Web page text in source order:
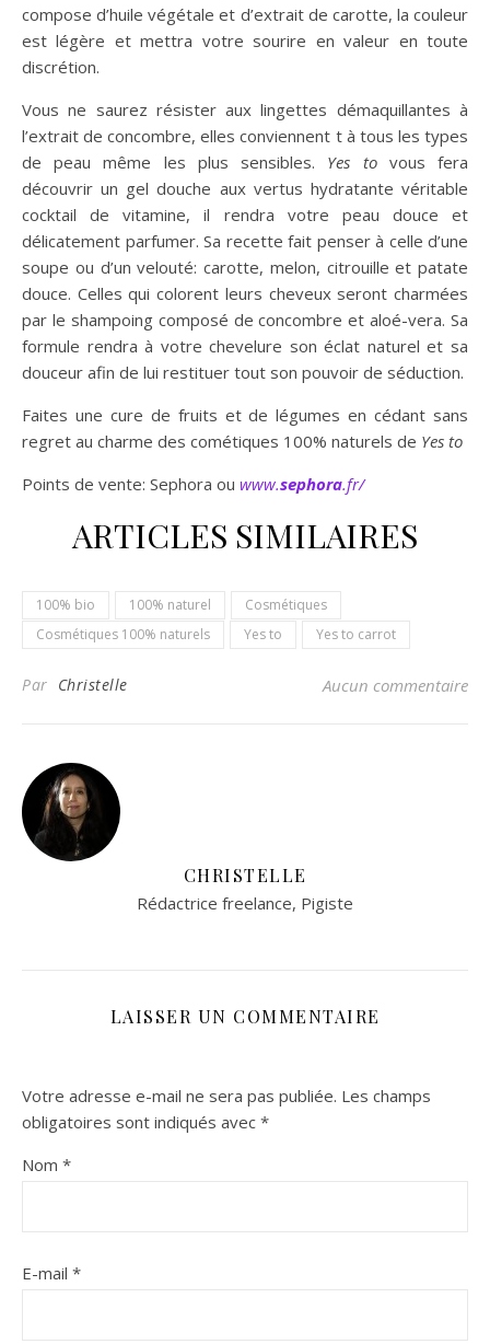
compose d’huile végétale et d’extrait de carotte, la couleur
est légère et mettra votre sourire en valeur en toute
discrétion.
Vous ne saurez résister aux lingettes démaquillantes à
l’extrait de concombre, elles conviennent t à tous les types
de peau même les plus sensibles. Yes tovous fera
découvrir un gel douche aux vertus hydratante véritable
cocktail de vitamine, il rendra votre peau douce et
délicatement parfumer. Sa recette fait penser à celle d’une
soupe ou d’un velouté: carotte, melon, citrouille et patate
douce. Celles qui colorent leurs cheveux seront charmées
par le shampoing composé de concombre et aloé-vera. Sa
formule rendra à votre chevelure son éclat naturel et sa
douceur afin de lui restituer tout son pouvoir de séduction.
Faites une cure de fruits et de légumes en cédant sans
regret au charme des cométiques 100% naturels de Yes to
Points de vente: Sephora ou www.sephora.fr/
ARTICLES SIMILAIRES
100% bio 100% naturel
Cosmétiques
Cosmétiques 100% naturels
Yes to Yes to carrot
Par Christelle Aucun commentaire
CHRISTELLE
Rédactrice freelance, Pigiste
LAISSER UN COMMENTAIRE
Votre adresse e-mail ne sera pas publiée. Les champs
obligatoires sont indiqués avec *
Nom *
E-mail *